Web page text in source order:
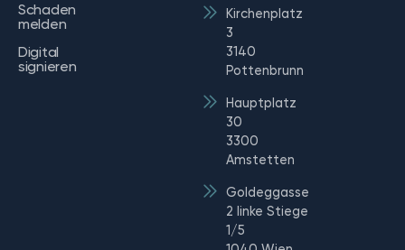
Schaden
melden
Digital
signieren
Kirchenplatz
3
3140
Pottenbrunn
Hauptplatz
30
3300
Amstetten
Goldeggasse
2 linke Stiege
1/5